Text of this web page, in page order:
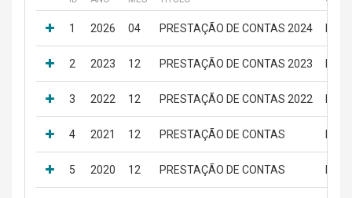
1 2026 04 PRESTAÇÃO DE CONTAS 2024
2 2023 12 PRESTAÇÃO DE CONTAS 2023
3 2022 12 PRESTAÇÃO DE CONTAS 2022
4 2021 12 PRESTAÇÃO DE CONTAS
5 2020 12 PRESTAÇÃO DE CONTAS